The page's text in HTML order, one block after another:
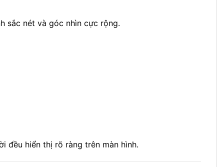
sắc nét và góc nhìn cực rộng.
đều hiển thị rõ ràng trên màn hình.